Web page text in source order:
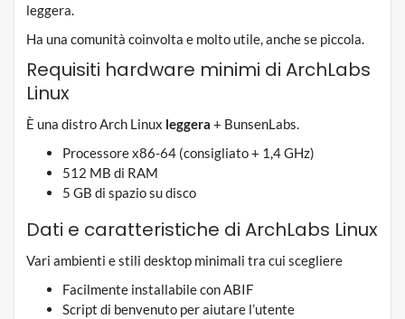
leggera.
Ha una comunità coinvolta e molto utile, anche se piccola.
Requisiti hardware minimi di ArchLabs
Linux
È una distro Arch Linux leggera + BunsenLabs.
Processore x86-64 (consigliato + 1,4 GHz)
512 MB di RAM
5 GB di spazio su disco
Dati e caratteristiche di ArchLabs Linux
Vari ambienti e stili desktop minimali tra cui scegliere
Facilmente installabile con ABIF
Script di benvenuto per aiutare l’utente